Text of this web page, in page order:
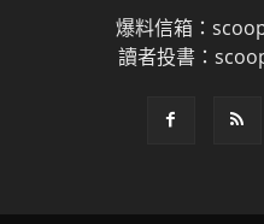
爆料信箱：
讀者投書：